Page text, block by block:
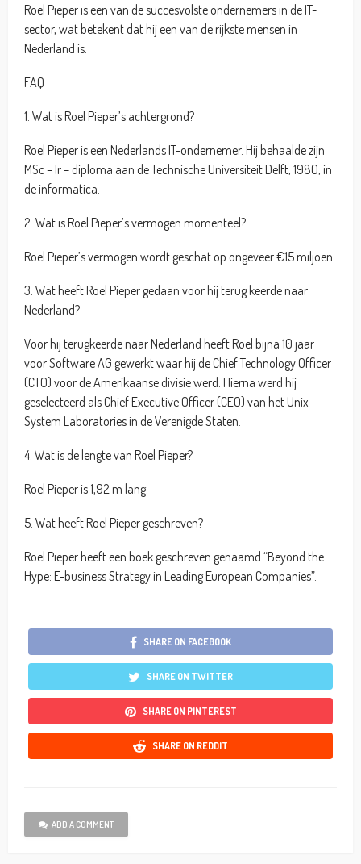
Roel Pieper is een van de succesvolste ondernemers in de IT-
sector, wat betekent dat hij een van de rijkste mensen in
Nederland is.
FAQ
1. Wat is Roel Pieper’s achtergrond?
Roel Pieper is een Nederlands IT-ondernemer. Hij behaalde zijn
MSc – Ir – diploma aan de Technische Universiteit Delft, 1980, in
de informatica.
2. Wat is Roel Pieper’s vermogen momenteel?
Roel Pieper’s vermogen wordt geschat op ongeveer €15 miljoen.
3. Wat heeft Roel Pieper gedaan voor hij terug keerde naar
Nederland?
Voor hij terugkeerde naar Nederland heeft Roel bijna 10 jaar
voor Software AG gewerkt waar hij de Chief Technology Officer
(CTO) voor de Amerikaanse divisie werd. Hierna werd hij
geselecteerd als Chief Executive Officer (CEO) van het Unix
System Laboratories in de Verenigde Staten.
4. Wat is de lengte van Roel Pieper?
Roel Pieper is 1,92 m lang.
5. Wat heeft Roel Pieper geschreven?
Roel Pieper heeft een boek geschreven genaamd “Beyond the
Hype: E-business Strategy in Leading European Companies”.
SHARE ON FACEBOOK
SHARE ON TWITTER
SHARE ON PINTEREST
SHARE ON REDDIT
ADD A COMMENT